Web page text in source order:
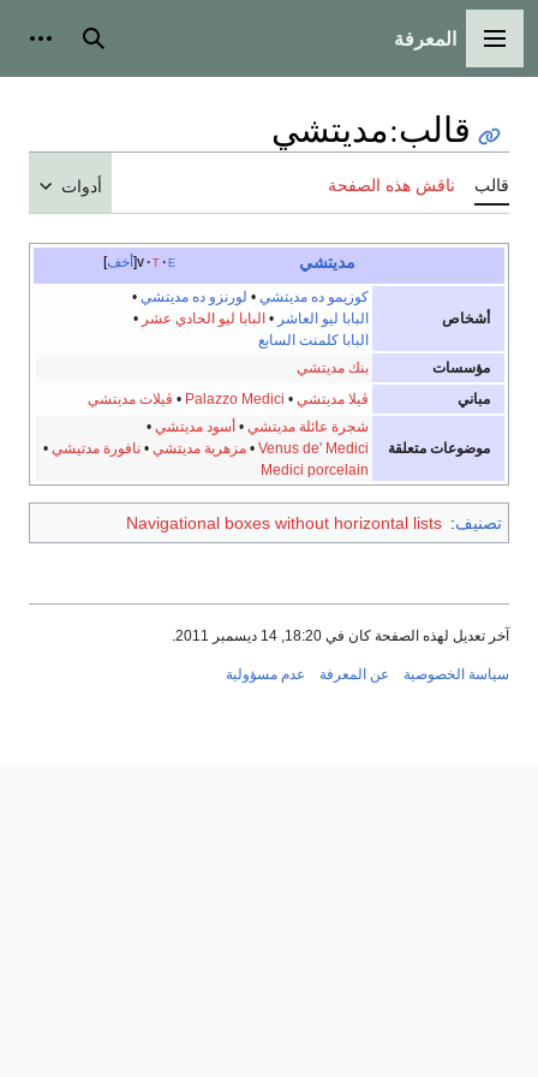
القائمة الرئيسية
المعرفة بحث
قالب:مديتشي
قالب ناقش هذه الصفحة أدوات
أخف v t e مديتشي
أشخاص
كوزيمو ده مديتشي • لورنزو ده مديتشي •
البابا ليو العاشر • البابا ليو الحادي عشر •
البابا كلمنت السابع
مؤسسات
بنك مديتشي
مباني
ڤيلا مديتشي •
Palazzo Medici
• ڤيلات مديتشي
موضوعات متعلقة
شجرة عائلة مديتشي • أسود مديتشي •
Venus de' Medici
•مزهرية مديتشي •نافورة مدتيشي •
Medici porcelain
تصنيف:
Navigational boxes without horizontal lists
آخر تعديل لهذه الصفحة كان في 18:20, 14 ديسمبر 2011.
سياسة الخصوصية عن المعرفة عدم مسؤولية